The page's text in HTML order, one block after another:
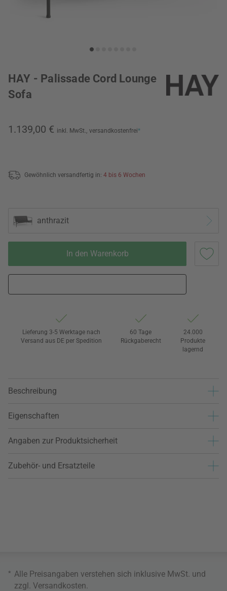
HAY - Palissade Cord Lounge
Sofa
1.139,00 € inkl. MwSt., versandkostenfrei*
Gewöhnlich versandfertig in: 4 bis 6 Wochen
anthrazit
In den Warenkorb
Lieferung 3-5 Werktage nach
Versand aus DE per Spedition
60 Tage
Rückgaberecht
24.000
Produkte
lagernd
Beschreibung
Eigenschaften
Angaben zur Produktsicherheit
Zubehör- und Ersatzteile
* Alle Preisangaben verstehen sich inklusive MwSt. und
zzgl. Versandkosten